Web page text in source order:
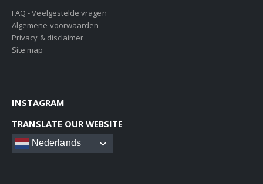
FAQ - Veelgestelde vragen
Algemene voorwaarden
Privacy & disclaimer
Site map
INSTAGRAM
TRANSLATE OUR WEBSITE
Nederlands